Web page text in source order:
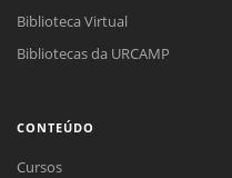
Biblioteca Virtual
Bibliotecas da URCAMP
CONTEÚDO
Cursos